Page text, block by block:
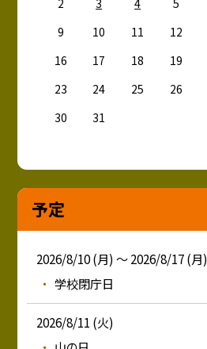
2
3 4 5
9
10 11 12
16
17 18 19
23
24 25 26
30
31
予定
2026/8/10 (月) ～ 2026/8/17 (月)
学校閉庁日
2026/8/11 (火)